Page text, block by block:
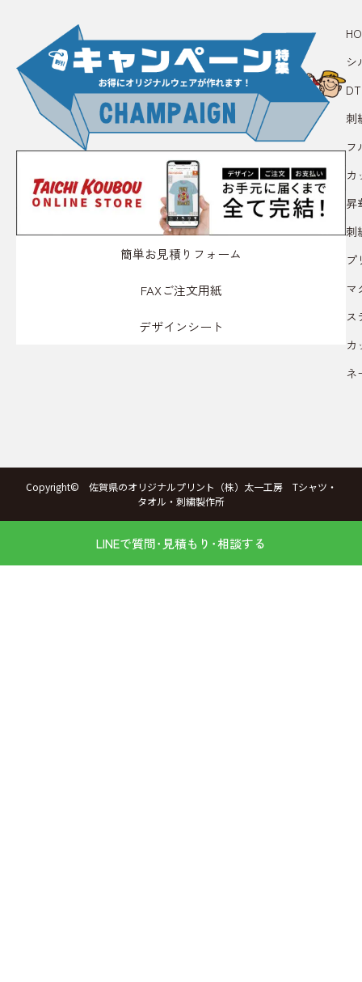
簡単お見積りフォーム
FAXご注文用紙
デザインシート
シ
刺
フ
カ
昇
刺
プ
マ
ス
カ
ネ
Copyright© 佐賀県のオリジナルプリント（株）太一工房 Tシャツ・
タオル・刺繍製作所
LINEで質問･見積もり･相談する